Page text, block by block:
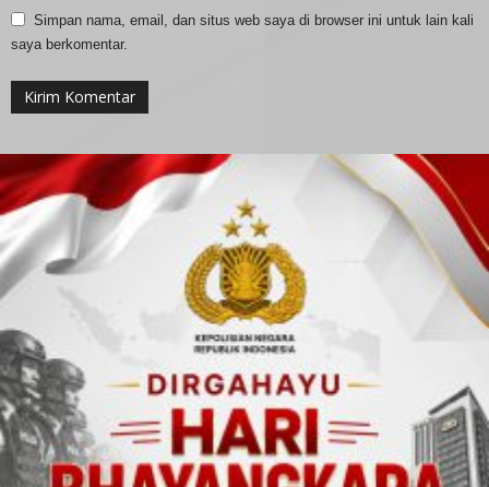
Simpan nama, email, dan situs web saya di browser ini untuk lain kali
saya berkomentar.